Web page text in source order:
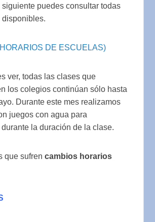
siguiente puedes consultar todas
disponibles.
DE ESCUELAS)
ver, todas las clases que
los colegios continúan sólo hasta
Durante este mes realizamos
juegos con agua para
la duración de la clase.
que sufrencambios horarios